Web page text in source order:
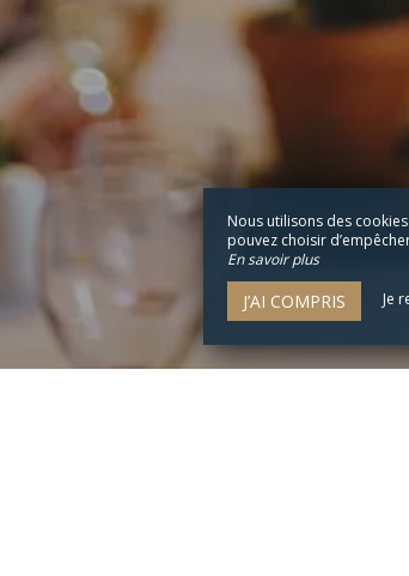
Nous utilisons des
pouvez choisir
En savoir plus
J’AI COMPRIS Je